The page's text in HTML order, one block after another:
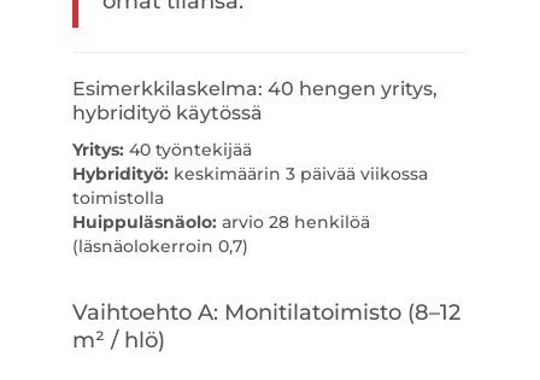
Esimerkkilaskelma: 40 hengen yritys,
hybridityö käytössä
Yritys: 40 työntekijää
Hybridityö: keskimäärin 3 päivää viikossa
toimistolla
Huippuläsnäolo: arvio 28 henkilöä
(läsnäolokerroin 0,7)
Vaihtoehto A: Monitilatoimisto (8–12
m² / hlö)